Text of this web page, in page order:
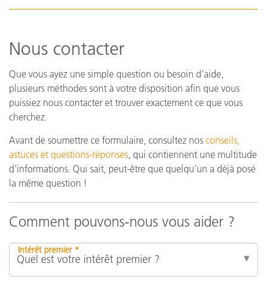
Nous contacter
Que vous ayez une simple question ou besoin d’aide,
plusieurs méthodes sont à votre disposition afin que vous
puissiez nous contacter et trouver exactement ce que vous
cherchez.
Avant de soumettre ce formulaire, consultez nos conseils,
astuces et questions-réponses, qui contiennent une multitude
d’informations. Qui sait, peut-être que quelqu’un a déjà posé
la même question !
Comment pouvons-nous vous aider ?
Intérêt premier *